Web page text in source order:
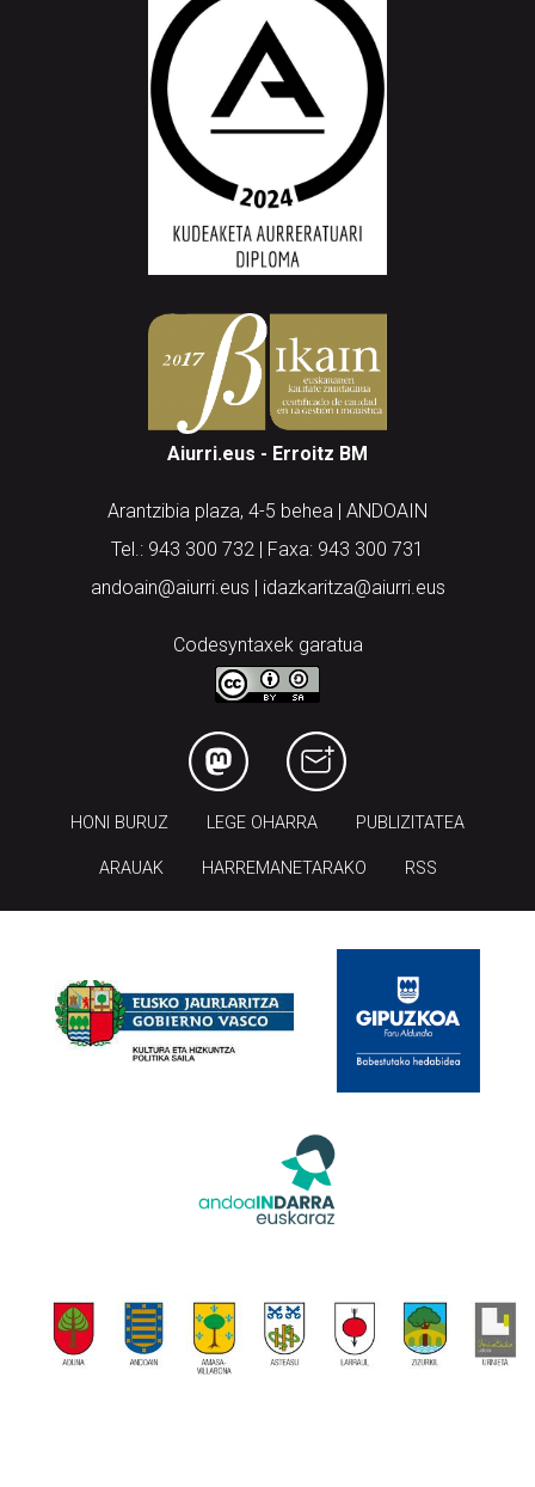
Aiurri.eus - Erroitz BM
Arantzibia plaza, 4-5 behea | ANDOAIN
Tel.: 943 300 732 | Faxa: 943 300 731
andoain@aiurri.eus | idazkaritza@aiurri.eus
Codesyntaxek garatua
HONI BURUZ LEGE OHARRA PUBLIZITATEA
ARAUAK HARREMANETARAKO RSS